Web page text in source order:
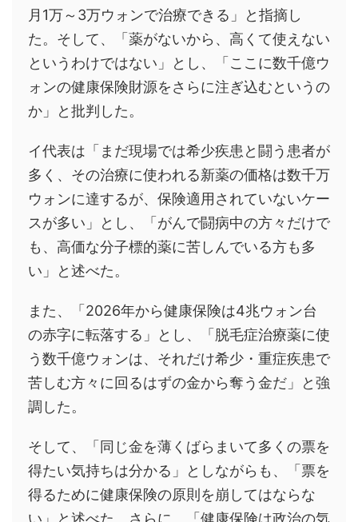
月1万～3万ウォンで治療できる」と指摘し
た。そして、「薬がないから、高くて使えない
というわけではない」とし、「ここに数千億ウ
ォンの健康保険財源をさらに注ぎ込むというの
か」と批判した。
イ代表は「まだ現場では希少疾患と闘う患者が
多く、その治療に使われる新薬の価格は数千万
ウォンに達するが、保険適用されていないケー
スが多い」とし、「がんで闘病中の方々だけで
も、高価な分子標的薬に苦しんでいる方も多
い」と述べた。
また、「2026年から健康保険は4兆ウォン台
の赤字に転落する」とし、「脱毛症治療薬に使
う数千億ウォンは、それだけ希少・重症疾患で
苦しむ方々に回るはずの金から奪う金だ」と強
調した。
そして、「同じ金を薄くばらまいて多くの票を
得たい気持ちは分かる」としながらも、「票を
得るために健康保険の原則を崩してはならな
い」と述べた。さらに、「健康保険は政治の気